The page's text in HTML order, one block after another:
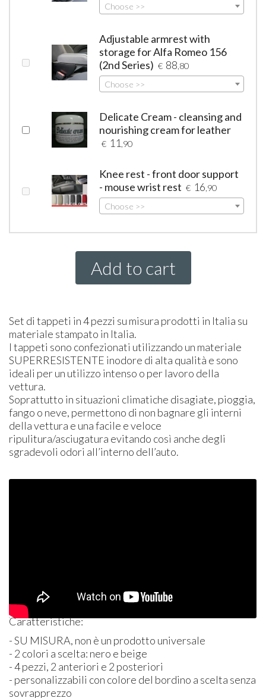
Choose >>
Adjustable armrest with
storage for Alfa Romeo 156
(2nd Series) € 88 ,80
Choose >>
Delicate Cream - cleansing and
nourishing cream for leather
€ 11 ,90
Knee rest - front door support
- mouse wrist rest € 16 ,90
Choose >>
Add to cart
Set di tappeti in 4 pezzi su misura prodotti in Italia su
materiale stampato in Italia.
I tappeti sono confezionati utilizzando un materiale
SUPERRESISTENTE inodore di alta qualità e sono
ideali per un utilizzo intenso o per lavoro della
vettura.
Soprattutto in situazioni climatiche disagiate, pioggia,
fango o neve, permettono di non bagnare gli interni
della vettura e una facile e veloce
ripulitura/asciugatura evitando così anche degli
sgradevoli odori all’interno dell’auto.
Caratteristiche:
- SU MISURA, non è un prodotto universale
- 2 colori a scelta: nero e beige
- 4 pezzi, 2 anteriori e 2 posteriori
- personalizzabili con colore del bordino a scelta senza
sovrapprezzo